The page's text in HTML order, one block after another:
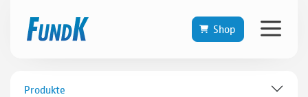
Shop
Produkte